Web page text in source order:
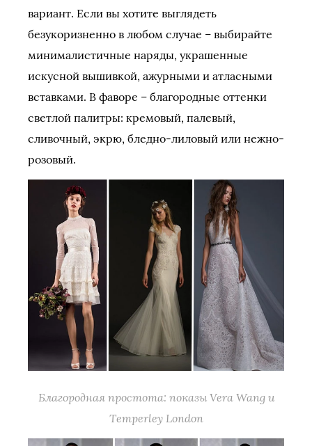
вариант. Если вы хотите выглядеть
безукоризненно в любом случае – выбирайте
минималистичные наряды, украшенные
искусной вышивкой, ажурными и атласными
вставками. В фаворе – благородные оттенки
светлой палитры: кремовый, палевый,
сливочный, экрю, бледно-лиловый или нежно-
розовый.
Благородная простота: показы Vera Wang и
Temperley London